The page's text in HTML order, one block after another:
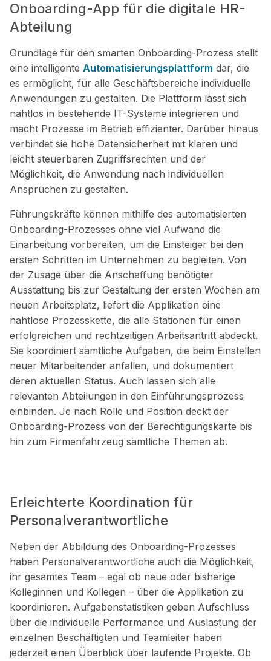
Onboarding-App für die digitale HR-
Abteilung
Grundlage für den smarten Onboarding-Prozess stellt
eine intelligente Automatisierungsplattform dar, die
es ermöglicht, für alle Geschäftsbereiche individuelle
Anwendungen zu gestalten. Die Plattform lässt sich
nahtlos in bestehende IT-Systeme integrieren und
macht Prozesse im Betrieb effizienter. Darüber hinaus
verbindet sie hohe Datensicherheit mit klaren und
leicht steuerbaren Zugriffsrechten und der
Möglichkeit, die Anwendung nach individuellen
Ansprüchen zu gestalten.
Führungskräfte können mithilfe des automatisierten
Onboarding-Prozesses ohne viel Aufwand die
Einarbeitung vorbereiten, um die Einsteiger bei den
ersten Schritten im Unternehmen zu begleiten. Von
der Zusage über die Anschaffung benötigter
Ausstattung bis zur Gestaltung der ersten Wochen am
neuen Arbeitsplatz, liefert die Applikation eine
nahtlose Prozesskette, die alle Stationen für einen
erfolgreichen und rechtzeitigen Arbeitsantritt abdeckt.
Sie koordiniert sämtliche Aufgaben, die beim Einstellen
neuer Mitarbeitender anfallen, und dokumentiert
deren aktuellen Status. Auch lassen sich alle
relevanten Abteilungen in den Einführungsprozess
einbinden. Je nach Rolle und Position deckt der
Onboarding-Prozess von der Berechtigungskarte bis
hin zum Firmenfahrzeug sämtliche Themen ab.
Erleichterte Koordination für
Personalverantwortliche
Neben der Abbildung des Onboarding-Prozesses
haben Personalverantwortliche auch die Möglichkeit,
ihr gesamtes Team – egal ob neue oder bisherige
Kolleginnen und Kollegen – über die Applikation zu
koordinieren. Aufgabenstatistiken geben Aufschluss
über die individuelle Performance und Auslastung der
einzelnen Beschäftigten und Teamleiter haben
jederzeit einen Überblick über laufende Projekte. Ob